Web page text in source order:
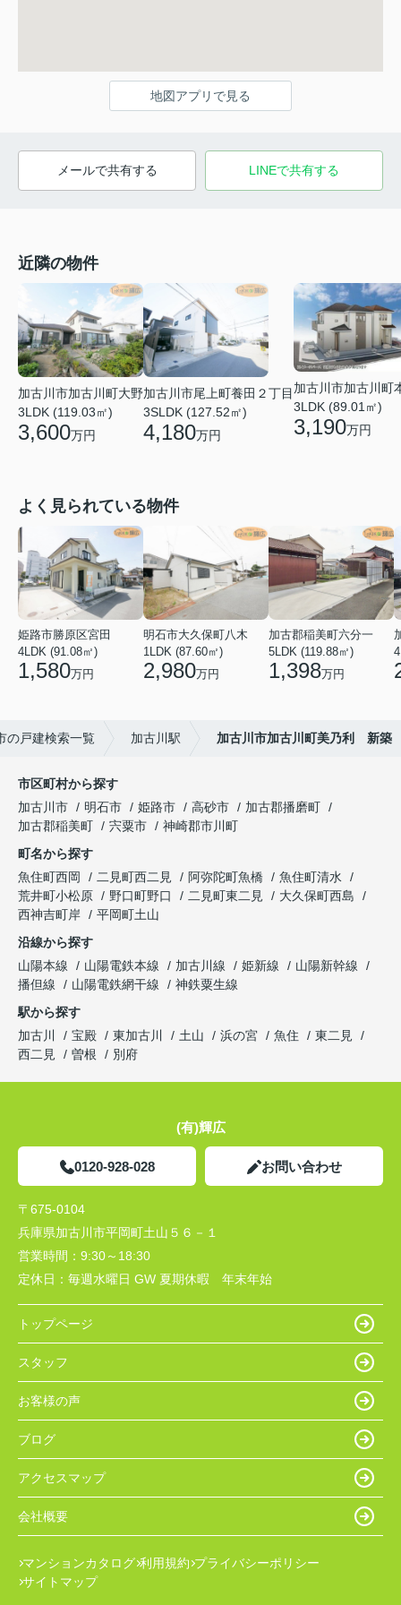
地図アプリで見る
メールで共有する LINEで共有する
近隣の物件
加古川市加古川町大野
3LDK (119.03㎡)
3,600万円
加古川市尾上町養田２丁目
3SLDK (127.52㎡)
4,180万円
加古川市加古川町
3LDK (89.01㎡)
3,190万円
よく見られている物件
姫路市勝原区宮田
4LDK (91.08㎡)
1,580万円
明石市大久保町八木
1LDK (87.60㎡)
2,980万円
加古郡稲美町六分一
5LDK (119.88㎡)
1,398万円
の戸建検索一覧 加古川駅 加古川市加古川町美乃利 新築
市区町村から探す
加古川市
明石市 姫路市 高砂市
加古郡播磨町
加古郡稲美町
宍粟市
神崎郡市川町
町名から探す
魚住町西岡
二見町西二見 阿弥陀町魚橋
魚住町清水
荒井町小松原
野口町野口 二見町東二見
大久保町西島
西神吉町岸
平岡町土山
沿線から探す
山陽本線
山陽電鉄本線 加古川線 姫新線
山陽新幹線
播但線
山陽電鉄網干線
神鉄粟生線
駅から探す
加古川
宝殿 東加古川 土山 浜の宮 魚住
東二見
西二見
曽根 別府
(有)輝広
0120-928-028 お問い合わせ
〒675-0104
兵庫県加古川市平岡町土山５６－１
営業時間： 9:30～18:30
定休日： 毎週水曜日 GW 夏期休暇 年末年始
トップページ
スタッフ
お客様の声
ブログ
アクセスマップ
会社概要
マンションカタログ 利用規約 プライバシーポリシー
サイトマップ